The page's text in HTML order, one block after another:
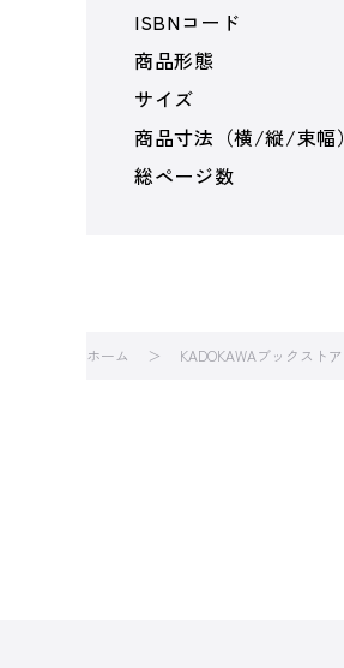
ISBNコード
商品形態
サイズ
商品寸法（横/縦/束幅）
総ページ数
ホーム KADOKAWAブックストア